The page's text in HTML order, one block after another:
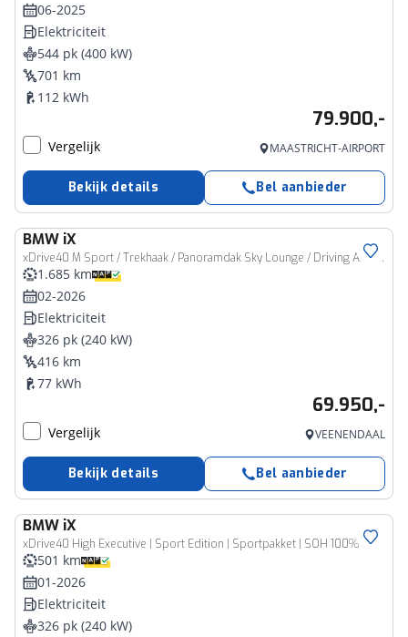
06-2025
Elektriciteit
544 pk (400 kW)
701 km
112 kWh
79.900,-
Vergelijk MAASTRICHT-AIRPORT
Bekijk details Bel aanbieder
BMW iX
xDrive40 M Sport / Trekhaak / Panoramdak Sky Lounge / Driving Assistant Professional / Parking Assistant Plus / Luchtvering / Soft-Close / Stoelventilatie / BMW Laserlicht / Harman Kardon / 22 Inch
1.685 km
02-2026
Elektriciteit
326 pk (240 kW)
416 km
77 kWh
69.950,-
Vergelijk VEENENDAAL
Bekijk details Bel aanbieder
BMW iX
xDrive40 High Executive | Sport Edition | Sportpakket | SOH 100%
501 km
01-2026
Elektriciteit
326 pk (240 kW)